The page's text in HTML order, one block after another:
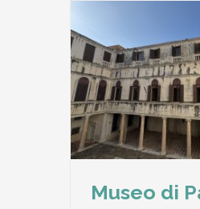
Museo di
“Le valli di
Nord –